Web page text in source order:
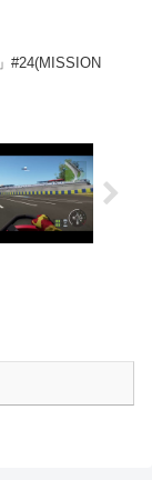
#24(MISSION